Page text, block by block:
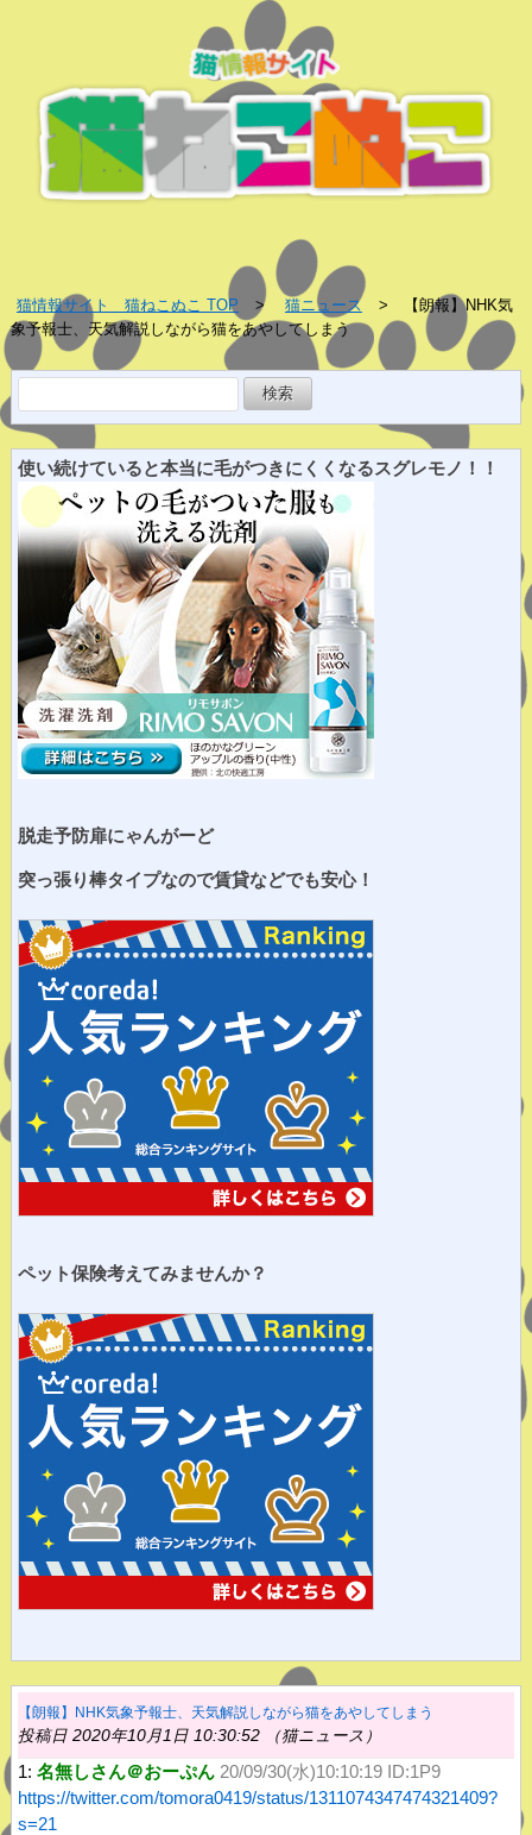
猫情報サイト 猫ねこぬこ TOP 猫ニュース
【朗報】NHK気
象予報士、天気解説しながら猫をあやしてしまう
索:
使い続けていると本当に毛がつきにくくなるスグレモノ！！
脱走予防扉にゃんがーど
突っ張り棒タイプなので賃貸などでも安心！
ペット保険考えてみませんか？
【朗報】NHK気象予報士、天気解説しながら猫をあやしてしまう
投稿日 2020年10月1日 10:30:52 （猫ニュース）
1: 名無しさん＠おーぷん 20/09/30(水)10:10:19 ID:1P9
https://twitter.com/tomora0419/status/1311074347474321409?
s=21